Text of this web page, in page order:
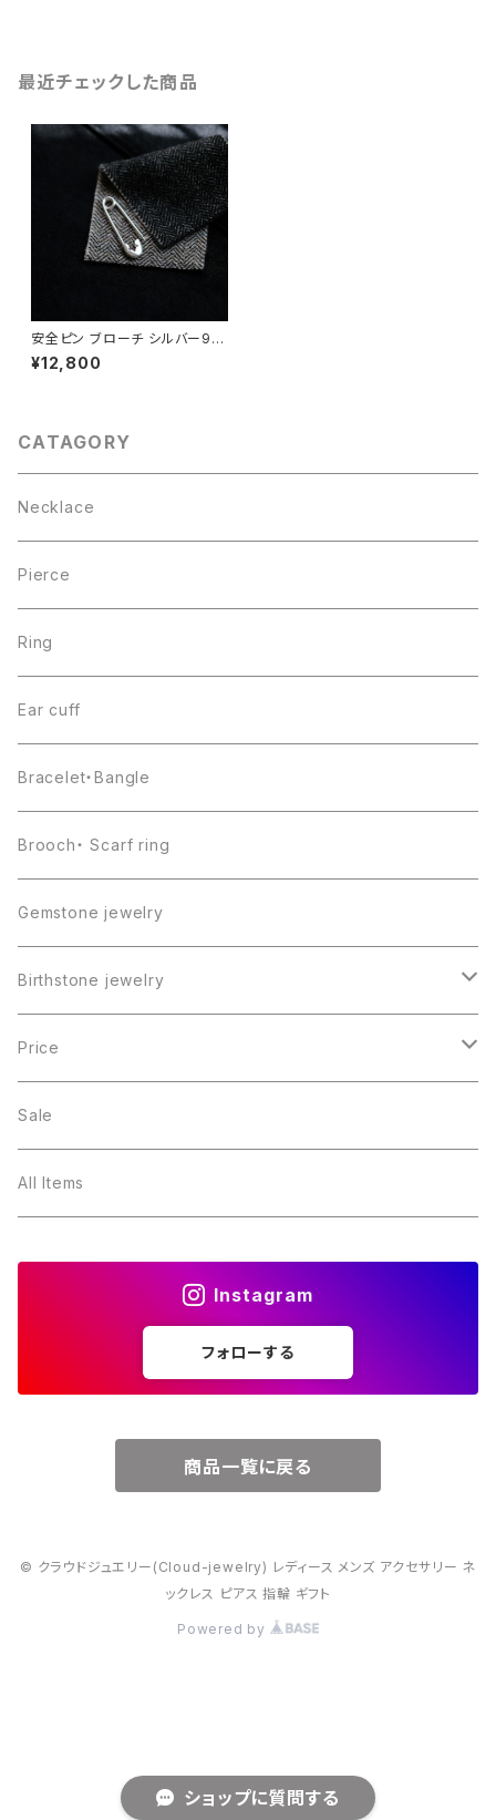
ショップに質問する
最近チェックした商品
安全ピン ブローチ シルバー92
5
¥12,800
CATAGORY
Necklace
Pierce
Ring
Ear cuff
Bracelet・Bangle
Brooch・ Scarf ring
Gemstone jewelry
Birthstone jewelry
１月・ガーネット
２月・アメジスト
３月・アクアマリン
Price
～5000円
～10000円
Sale
All Items
Instagram
フォローする
商品一覧に戻る
© クラウドジュエリー(Cloud-jewelry) レディース メンズ アクセサリー ネ
ックレス ピアス 指輪 ギフト
Powered by